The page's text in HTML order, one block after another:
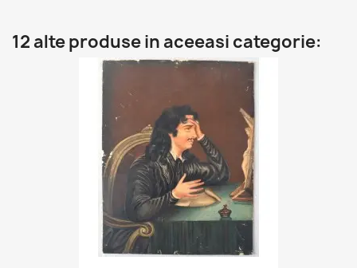
12 alte produse in aceeasi categorie: